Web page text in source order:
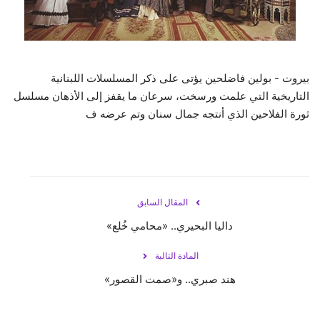
حياة
بيروت - بولين فاضلحين يؤتى على ذكر المسلسلات اللبنانية
التاريخية التي علمت ورسخت، سرعان ما يقفز إلى الأذهان مسلسل
ثورة الفلاحين الذي أنتجه جمال سنان وتم عرضه ف
المقال السابق
داليا البحيري.. «محامي خُلع»
المادة التالية
هند صبري.. و«صمت القصور»